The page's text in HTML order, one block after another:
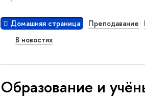
Домашняя страница Преподавание
В новостях
Oбразование и